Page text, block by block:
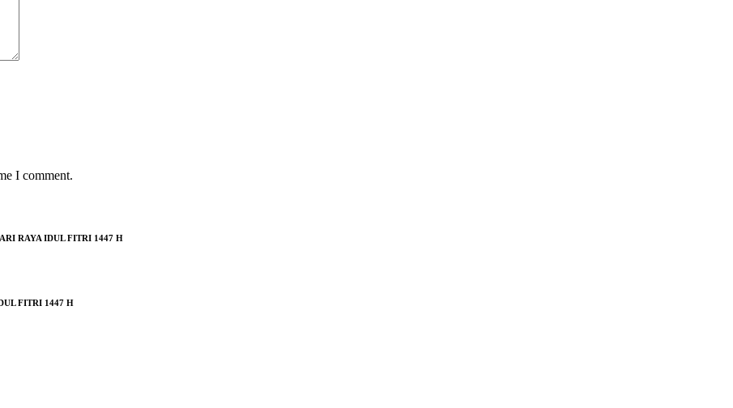
I comment.
RAYA IDUL FITRI 1447 H
FITRI 1447 H